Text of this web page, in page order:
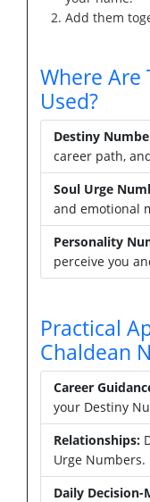
Add them
Where Are
Used?
Destiny
career path,
Soul Urge
and emotional
Personality
perceive you
Practical
Chaldean
Career
your Destiny
Relationships:
Urge Numbers.
Daily Decision-